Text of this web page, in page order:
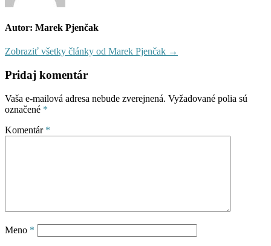
Autor: Marek Pjenčak
Zobraziť všetky články od Marek Pjenčak →
Pridaj komentár
Vaša e-mailová adresa nebude zverejnená. Vyžadované polia sú
označené *
Komentár *
Meno *